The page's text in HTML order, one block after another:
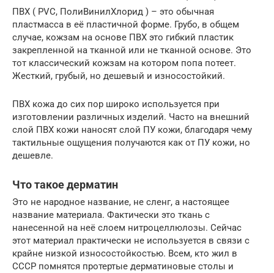
ПВХ ( PVC, ПолиВинилХлорид ) – это обычная
пластмасса в её пластичной форме. Грубо, в общем
случае, кожзам на основе ПВХ это гибкий пластик
закрепленной на тканной или не тканной основе. Это
тот классический кожзам на котором попа потеет.
Жесткий, грубый, но дешевый и износостойкий.
ПВХ кожа до сих пор широко используется при
изготовлении различных изделий. Часто на внешний
слой ПВХ кожи наносят слой ПУ кожи, благодаря чему
тактильные ощущения получаются как от ПУ кожи, но
дешевле.
Что такое дерматин
Это не народное название, не сленг, а настоящее
название материала. Фактически это ткань с
нанесенной на неё слоем нитроцеллюлозы. Сейчас
этот материал практически не используется в связи с
крайне низкой износостойкостью. Всем, кто жил в
СССР помнятся протертые дерматиновые столы и